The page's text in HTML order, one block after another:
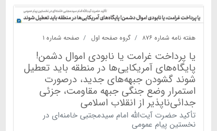
هفته نامه شماره ۸۷۶ گروه صفحه اول صفحه شماره ۱
یا پرداخت غرامت یا نابودی اموال دشمن!
پایگاه‌های آمریکایی‌ها در منطقه باید تعطیل
شوند گشودن جبهه‌های جدید، درصورت
استمرار وضع جنگی جبهه مقاومت، جزئی
جدائی‌ناپذیر از انقلاب اسلامی
تأکید حضرت آیت‌الله امام سیدمجتبی خامنه‌ای در
نخستین پیام عمومی